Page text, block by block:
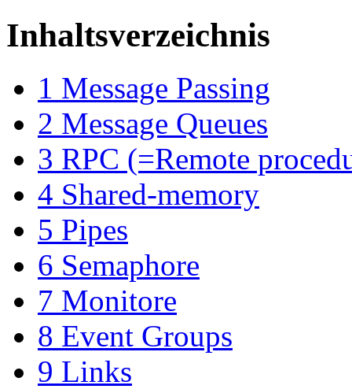
Inhaltsverzeichnis
1 Message Passing
2 Message Queues
3 RPC (=Remote
4 Shared-memory
5 Pipes
6 Semaphore
7 Monitore
8 Event Groups
9 Links